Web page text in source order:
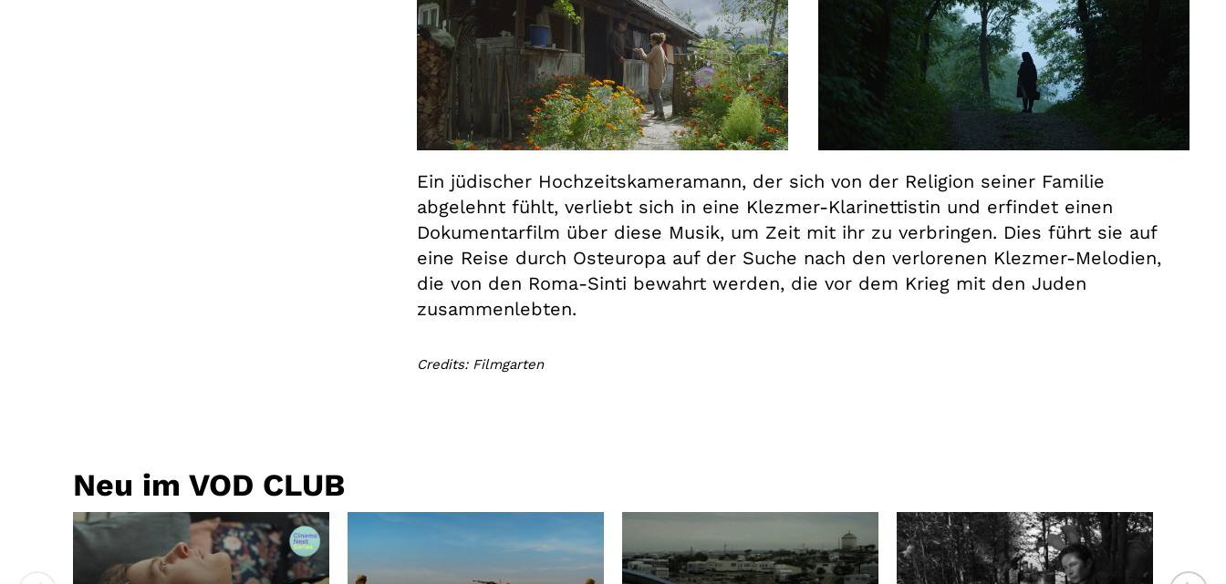
Ein jüdischer Hochzeitskameramann, der sich von der Religion seiner Familie
abgelehnt fühlt, verliebt sich in eine Klezmer-Klarinettistin und erfindet einen
Dokumentarfilm über diese Musik, um Zeit mit ihr zu verbringen. Dies führt sie auf
eine Reise durch Osteuropa auf der Suche nach den verlorenen Klezmer-Melodien,
die von den Roma-Sinti bewahrt werden, die vor dem Krieg mit den Juden
zusammenlebten.
Credits: Filmgarten
Neu im VOD CLUB